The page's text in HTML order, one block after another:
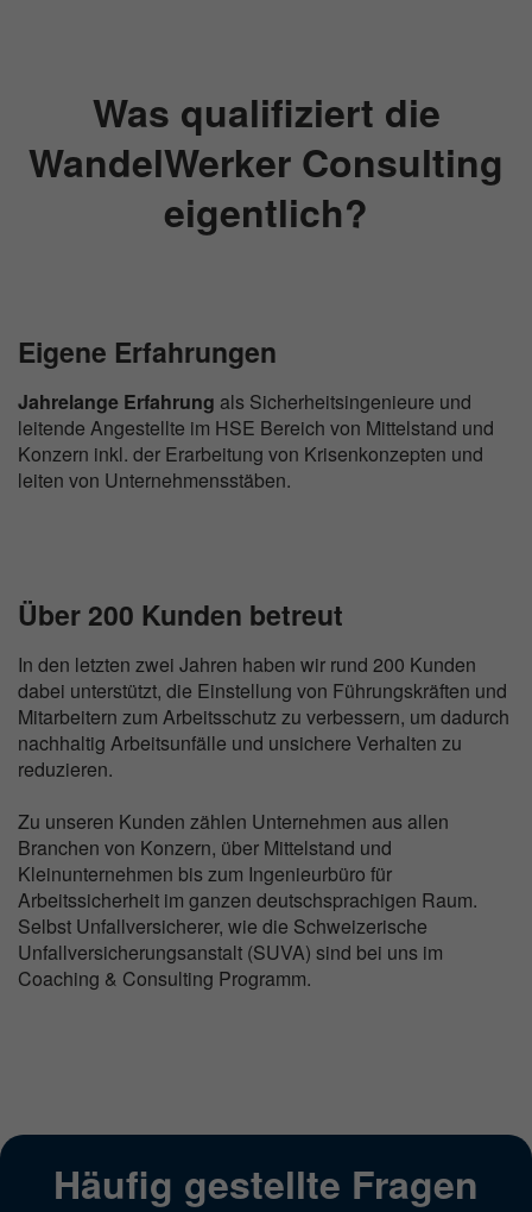
Was qualifiziert die
WandelWerker Consulting
eigentlich?
Eigene Erfahrungen
Jahrelange Erfahrung als Sicherheitsingenieure und
leitende Angestellte im HSE Bereich von Mittelstand und
Konzern inkl. der Erarbeitung von Krisenkonzepten und
leiten von Unternehmensstäben.
Über 200 Kunden betreut
In den letzten zwei Jahren haben wir rund 200 Kunden
dabei unterstützt, die Einstellung von Führungskräften und
Mitarbeitern zum Arbeitsschutz zu verbessern, um dadurch
nachhaltig Arbeitsunfälle und unsichere Verhalten zu
reduzieren.
Zu unseren Kunden zählen Unternehmen aus allen
Branchen von Konzern, über Mittelstand und
Kleinunternehmen bis zum Ingenieurbüro für
Arbeitssicherheit im ganzen deutschsprachigen Raum.
Selbst Unfallversicherer, wie die Schweizerische
Unfallversicherungsanstalt (SUVA) sind bei uns im
Coaching & Consulting Programm.
Häufig gestellte Fragen